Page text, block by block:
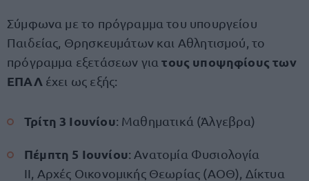
Σύμφωνα με το πρόγραμμα του υπουργείου
Παιδείας, Θρησκευμάτων και Αθλητισμού, το
πρόγραμμα εξετάσεων γιατους υποψηφίους των
ΕΠΑΛ έχει ως εξής:
Τρίτη 3 Ιουνίου: Μαθηματικά (Άλγεβρα)
Πέμπτη 5 Ιουνίου: Ανατομία Φυσιολογία
IΙ, Αρχές Οικονομικής Θεωρίας (ΑΟΘ), Δίκτυα